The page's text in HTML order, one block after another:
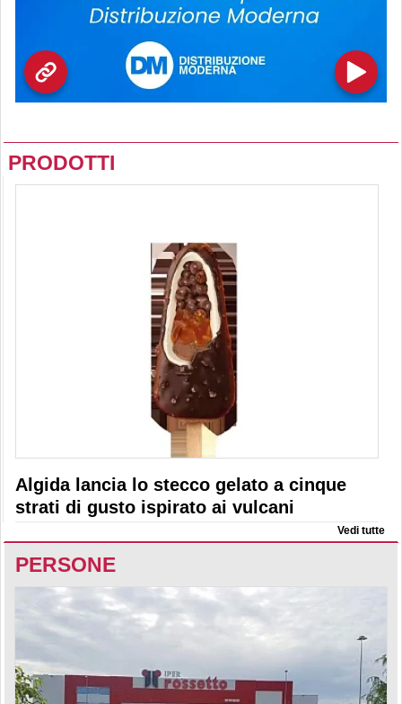
PRODOTTI
Algida lancia lo stecco gelato a cinque
strati di gusto ispirato ai vulcani
Vedi tutte
PERSONE